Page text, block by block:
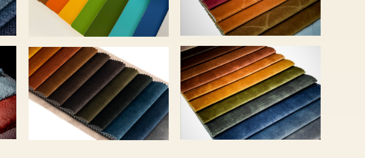
TORRE – 20 szín –
9 920 Ft
WAVE – 17 szín –
6 010 Ft